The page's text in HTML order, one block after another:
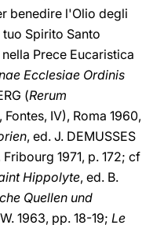
benedire l'Olio degli
Spirito Santo
Prece Eucaristica
Ecclesiae Ordinis
(Rerum
, Fontes, IV), Roma 1960,
, ed. J. DΕMUSSES
Fribourg 1971, p. 172; cf
Hippolyte, ed. B.
Quellen und
1963, pp. 18-19; Le